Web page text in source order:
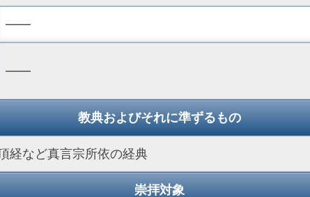
――
――
教典およびそれに準ずるもの
経など真言宗所依の経典
崇拝対象